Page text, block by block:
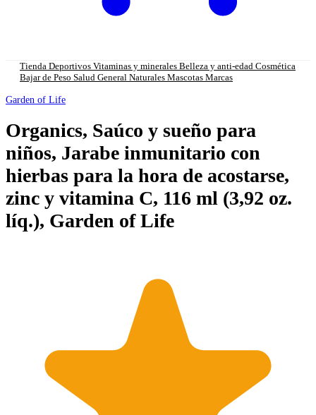
Tienda Deportivos Vitaminas y minerales Belleza y anti-edad Cosmética
Bajar de Peso Salud General Naturales Mascotas Marcas
Garden of Life
Organics, Saúco y sueño para
niños, Jarabe inmunitario con
hierbas para la hora de acostarse,
zinc y vitamina C, 116 ml (3,92 oz.
líq.), Garden of Life